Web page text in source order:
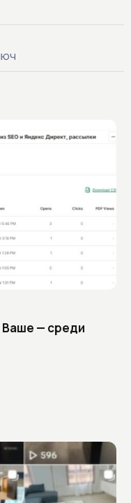
Ваше — среди